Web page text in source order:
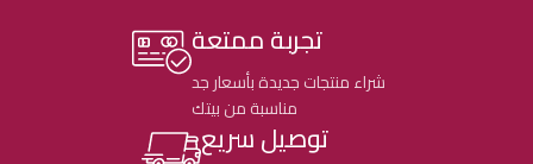
تجربة ممتعة
شراء منتجات جديدة بأسعار جد
مناسبة من بيتك
توصيل سريع